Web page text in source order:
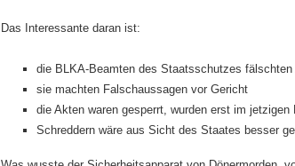
Das Interessante daran ist:
die BLKA-Beamten des Staatsschutzes fälschten
sie machten Falschaussagen vor Gericht
die Akten waren gesperrt, wurden erst im jetzigen
Schreddern wäre aus Sicht des Staates besser